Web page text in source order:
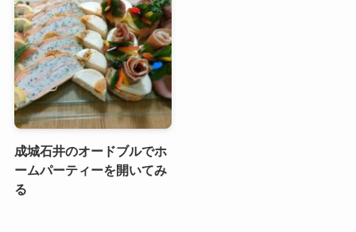
成城石井のオードブルでホ
ームパーティーを開いてみ
る